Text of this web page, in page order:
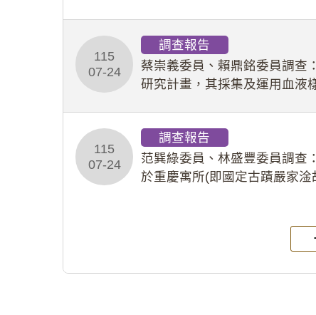
115
07-24
調查報告
蔡崇義委員、賴鼎銘委員調查
研究計畫，其採集及運用血液
115
07-24
調查報告
范巽綠委員、林盛豐委員調查
於重慶寓所(即國定古蹟嚴家